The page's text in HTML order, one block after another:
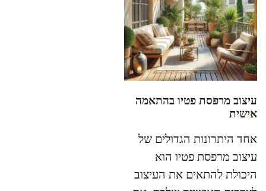
עיצוב מרפסת פטיו בהתאמה
אישית
אחד היתרונות הגדולים של
עיצוב מרפסת פטיו הוא
היכולת להתאים את העיצוב